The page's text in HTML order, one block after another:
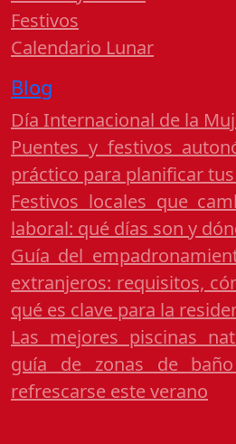
Festivos
Calendario Lunar
Blog
Día Internacional de la
Puentes y festivos
práctico para planificar
Festivos locales que
laboral: qué días son y
Guía del
extranjeros: requisitos,
qué es clave para la
Las mejores piscinas
guía de zonas de
refrescarse este verano